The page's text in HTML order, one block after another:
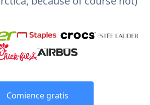
Comience gratis